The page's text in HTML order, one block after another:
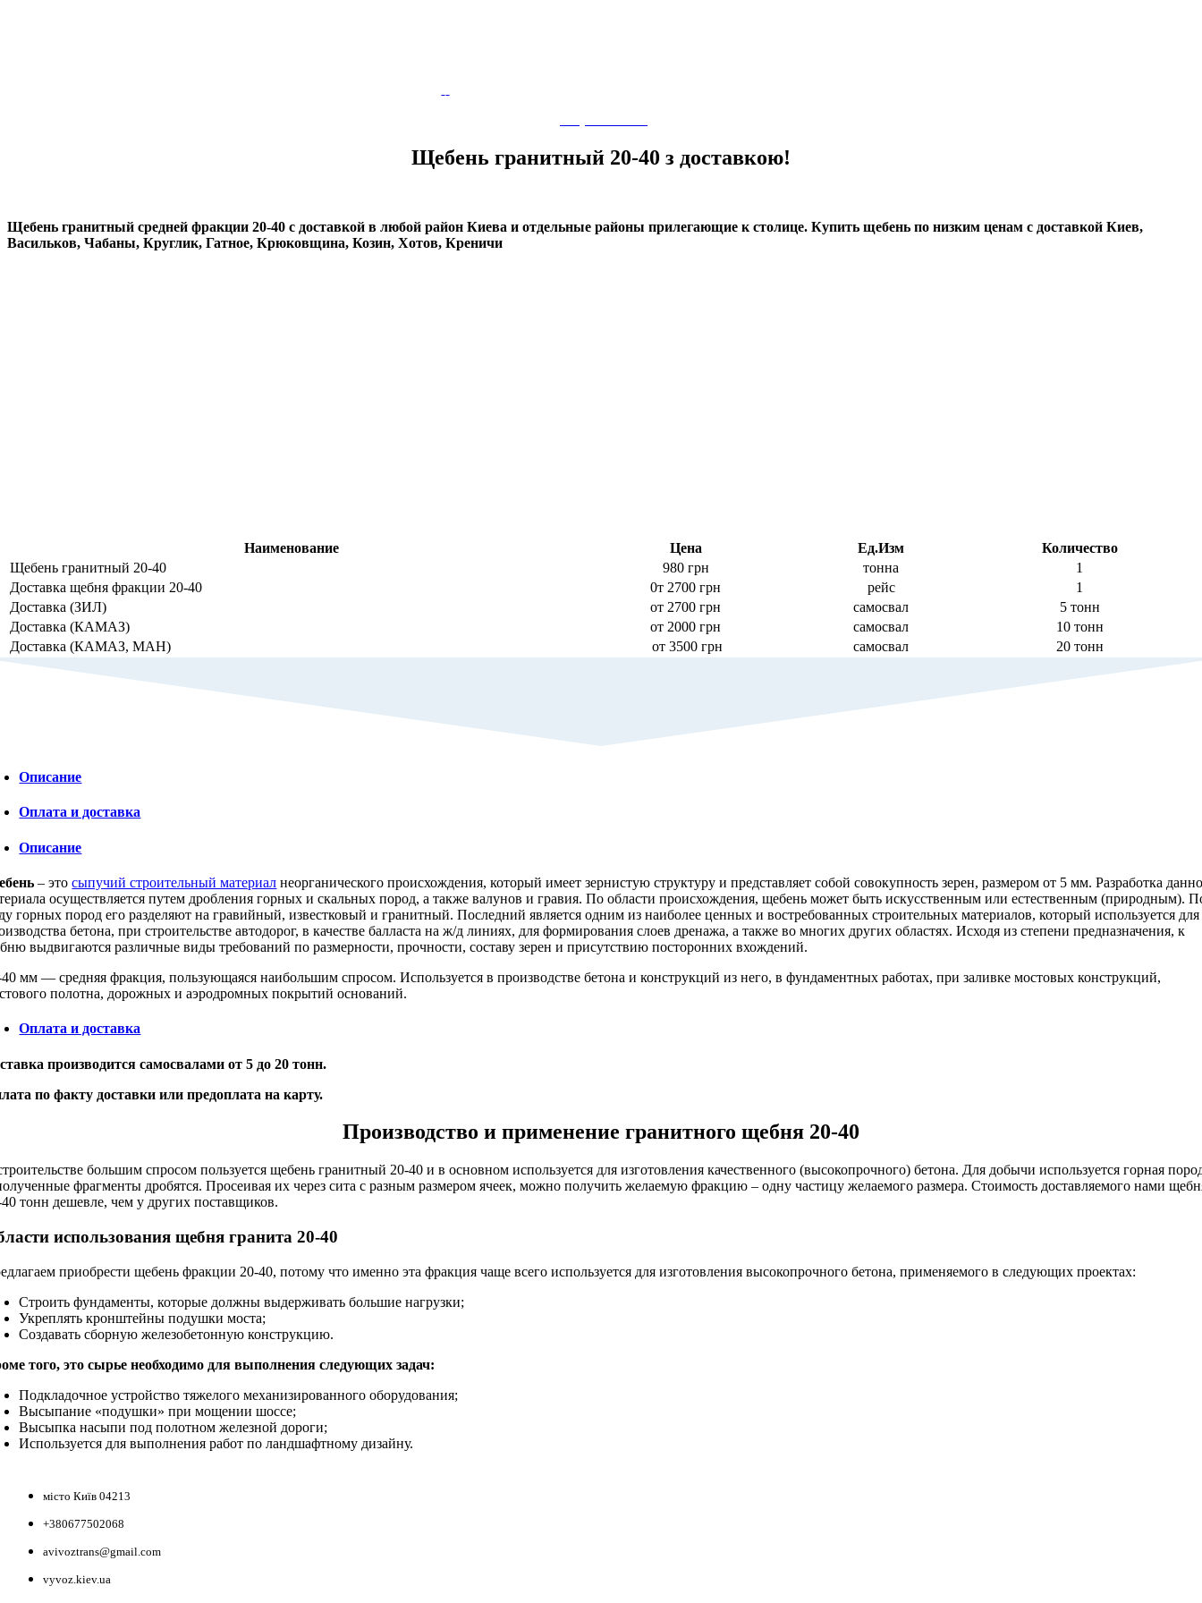
Щебень гранитный 20-40 з доставкою!
Щебень гранитный средней фракции 20-40 с доставкой в любой район Киева и отдельные районы прилегающие к столице. Купить щебень по низким ценам с доставкой Киев,
Васильков, Чабаны, Круглик, Гатное, Крюковщина, Козин, Хотов, Креничи
Наименование Цена Ед.Изм
Количество
Щебень гранитный 20-40
980 грн тонна
1
Доставка щебня фракции 20-40
0т 2700 грн рейс
1
Доставка (ЗИЛ)
от 2700 грн самосвал
5 тонн
Доставка (КАМАЗ)
от 2000 грн самосвал
10 тонн
Доставка (КАМАЗ, МАН)
от 3500 грн самосвал 20 тонн
Описание
Оплата и доставка
Описание
– этосыпучий строительный материал неорганического происхождения, который имеет зернистую структуру и представляет собой совокупность зерен, размером от 5 мм. Разработка
осуществляется путем дробления горных и скальных пород, а также валунов и гравия. По области происхождения, щебень может быть искусственным или естественным (природным).
горных пород его разделяют на гравийный, известковый игранитный. Последний является одним из наиболее ценных и востребованных строительных материалов, который используется для
бетона, при строительстве автодорог, в качестве балласта на ж/д линиях, для формирования слоев дренажа, а также во многих других областях. Исходя из степени предназначения, к
выдвигаются различные виды требований по размерности, прочности, составу зерен и присутствию посторонних вхождений.
мм — средняя фракция, пользующаяся наибольшим спросом. Используется в производстве бетона и конструкций из него, в фундаментных работах, при заливке мостовых конструкций,
полотна, дорожных и аэродромных покрытий оснований.
Оплата и доставка
производится самосвалами от 5 до 20 тонн.
по факту доставки или предоплата на карту.
Производство и применение гранитного щебня 20-40
большим спросом пользуется щебень гранитный 20-40 и в основном используется для изготовления качественного (высокопрочного) бетона. Для добычи используется горная
фрагменты дробятся. Просеивая их через сита с разным размером ячеек, можно получить желаемую фракцию – одну частицу желаемого размера. Стоимость доставляемого нами
тонн дешевле, чем у других поставщиков.
использования щебня гранита 20-40
приобрести щебень фракции 20-40, потому что именно эта фракция чаще всего используется для изготовления высокопрочного бетона, применяемого в следующих проектах:
Строить фундаменты, которые должны выдерживать большие нагрузки;
Укреплять кронштейны подушки моста;
Создавать сборную железобетонную конструкцию.
того, это сырье необходимо для выполнения следующих задач:
Подкладочное устройство тяжелого механизированного оборудования;
Высыпание «подушки» при мощении шоссе;
Высыпка насыпи под полотном железной дороги;
Используется для выполнения работ по ландшафтному дизайну.
місто Київ 04213
+380677502068
avivoztrans@gmail.com
vyvoz.kiev.ua